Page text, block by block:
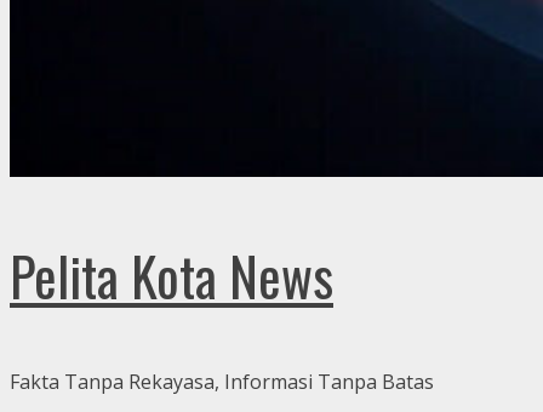
Pelita Kota News
Fakta Tanpa Rekayasa, Informasi Tanpa Batas